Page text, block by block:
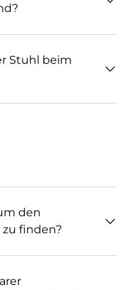
Stuhl beim
den
finden?